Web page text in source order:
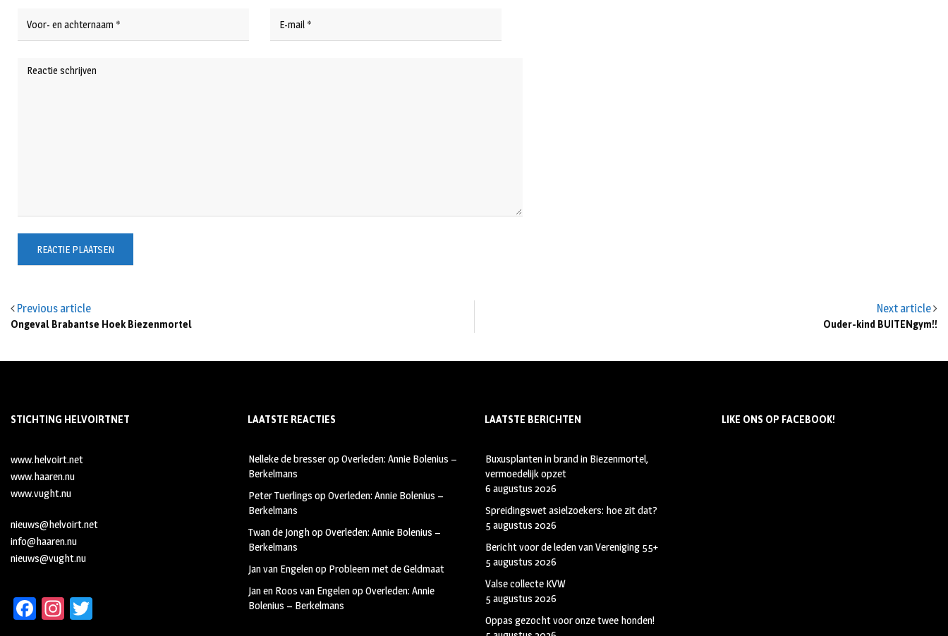
Previous article
Ongeval Brabantse Hoek Biezenmortel
Next article
Ouder-kind BUITENgym!!
STICHTING HELVOIRTNET
www.helvoirt.net
www.haaren.nu
www.vught.nu
nieuws@helvoirt.net
info@haaren.nu
nieuws@vught.nu
Fa In
LAATSTE REACTIES
Nelleke de bresseropOverleden: Annie Bolenius –
Berkelmans
Peter Tuerlings opOverleden: Annie Bolenius –
Berkelmans
Twan de JonghopOverleden: Annie Bolenius –
Berkelmans
Jan van Engelenop Probleem met de Geldmaat
Jan en Roos van EngelenopOverleden: Annie
Bolenius – Berkelmans
LAATSTE BERICHTEN
Buxusplanten in brand in Biezenmortel,
vermoedelijk opzet
6 augustus 2026
Spreidingswet asielzoekers: hoe zit dat?
5 augustus 2026
Bericht voor de leden van Vereniging 55+
5 augustus 2026
Valse collecte KVW
5 augustus 2026
Oppas gezocht voor onze twee honden!
LIKE ONS OP FACEBOOK!